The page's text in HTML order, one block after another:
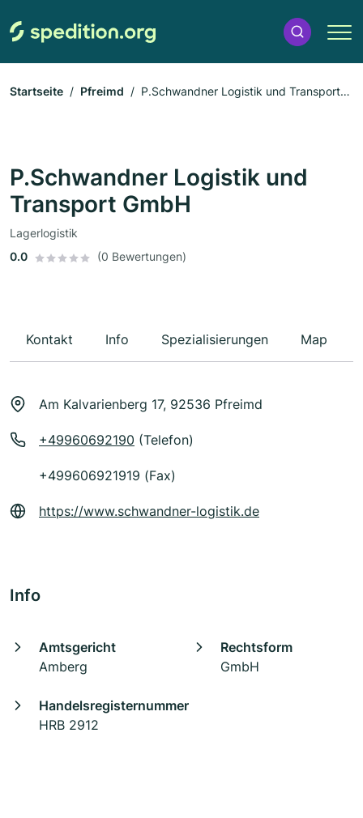
Startseite Pfreimd
P.Schwandner Logistik und Transport
P.Schwandner Logistik und
Transport GmbH
Lagerlogistik
0.0
(0 Bewertungen)
Kontakt Info Spezialisierungen Map
Am Kalvarienberg 17, 92536 Pfreimd
+49960692190 (Telefon)
+499606921919 (Fax)
https://www.schwandner-logistik.de
Info
Amtsgericht
Amberg
Rechtsform
GmbH
Handelsregisternummer
HRB 2912